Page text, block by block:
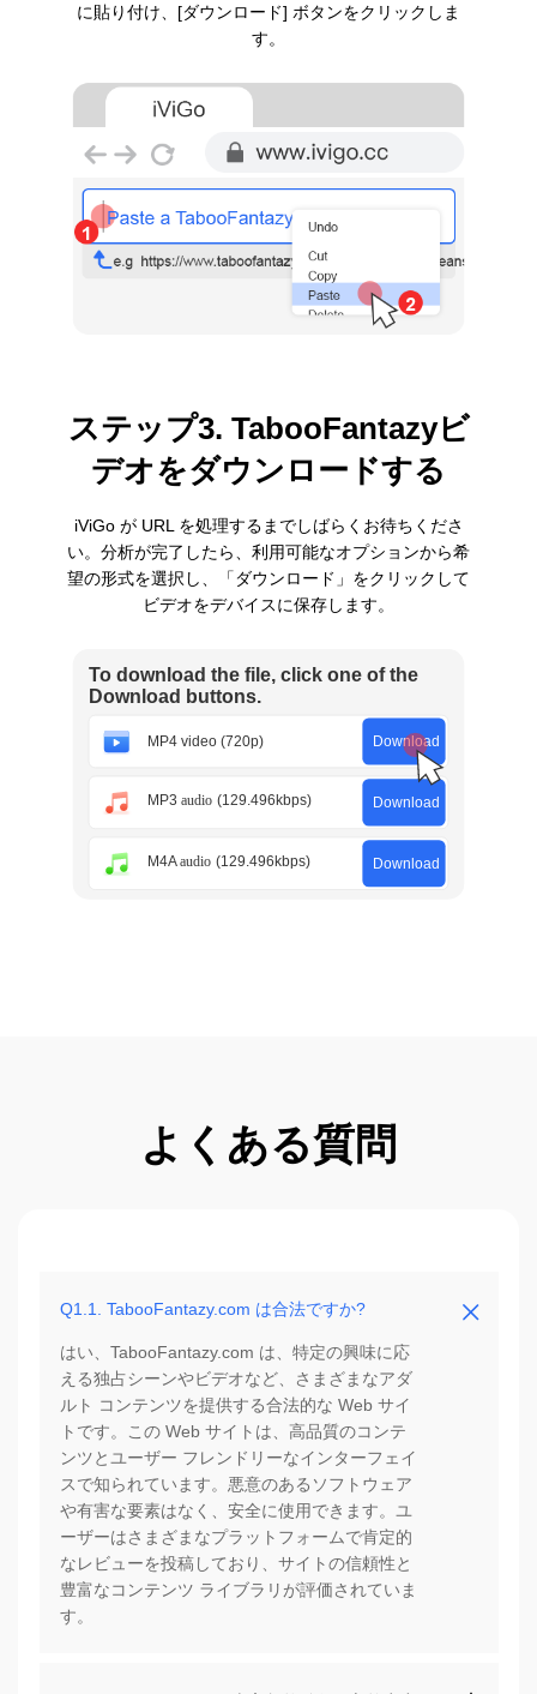
に貼り付け、[ダウンロード] ボタンをクリックしま
す。
ステップ3. TabooFantazyビ
デオをダウンロードする
iViGo が URL を処理するまでしばらくお待ちくださ
い。分析が完了したら、利用可能なオプションから希
望の形式を選択し、「ダウンロード」をクリックして
ビデオをデバイスに保存します。
よくある質問
Q1.1. TabooFantazy.com は合法ですか?
はい、TabooFantazy.com は、特定の興味に応
える独占シーンやビデオなど、さまざまなアダ
ルト コンテンツを提供する合法的な Web サイ
トです。この Web サイトは、高品質のコンテ
ンツとユーザー フレンドリーなインターフェイ
スで知られています。悪意のあるソフトウェア
や有害な要素はなく、安全に使用できます。ユ
ーザーはさまざまなプラットフォームで肯定的
なレビューを投稿しており、サイトの信頼性と
豊富なコンテンツ ライブラリが評価されていま
す。